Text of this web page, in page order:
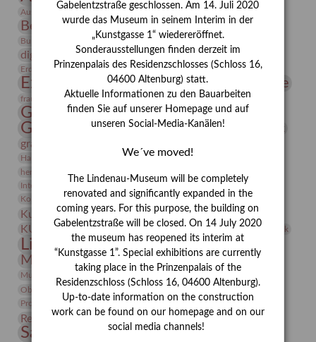
Ausstellung „Vier Winde“
Bauhaus
Bernhard August von Lindenau Bibliothek
Burg Posterstein Conrad Felixmüller Depot Der Blaue Reiter
digitallabor Entartete Kunst
Enteignung
Erdmann Julius Dietrich
Erlebnisportal estrusker Exlibris
Expressionismus Festrede Florenz Fotografie
frauen Frauen in der Antike und heute
Gerhard-Altenbourg-Preis
Gerhard Altenbourg
Gerhard Kurt Müller
grafische sammlung
Hanns-Conon von der Gabelentz Heinrich Kirchhoff
herman de vries
Integriertes Schädlingsmanagement
Jahresempfang
Kolosseum
Kooperationsausstellung Korkmodelle Kunst
Kunstmuseum Kunstvermittlung Kunst von Kühl
KUNSTWAND Kurs Künstler Künstlerin Lehmbruck
Lindenau-Museum
Museumsgeschichte
Museumspädagogik Mäzen Natur
Objekt im Fokus
Peter Schnürpel
Pohlhof
Provenienz
Provenienzforschung
Restaurierung Ruth Wolf-Rehfeld
Sammlung Samstagszeichner Skulptur
Gabelentzstraße geschlossen. Am 14. Juli 2020
wurde das Museum in seinem Interim in der
„Kunstgasse 1“ wiedereröffnet.
Sonderausstellungen finden derzeit im
Prinzenpalais des Residenzschlosses (Schloss 16,
04600 Altenburg) statt.
Aktuelle Informationen zu den Bauarbeiten
finden Sie auf unserer Homepage und auf
unseren Social-Media-Kanälen!
We´ve moved!
The Lindenau-Museum will be completely
renovated and significantly expanded in the
coming years. For this purpose, the building on
Gabelentzstraße will be closed. On 14 July 2020
the museum has reopened its interim at
“Kunstgasse 1”. Special exhibitions are currently
taking place in the Prinzenpalais of the
Residenzschloss (Schloss 16, 04600 Altenburg).
Up-to-date information on the construction
work can be found on our homepage and on our
social media channels!